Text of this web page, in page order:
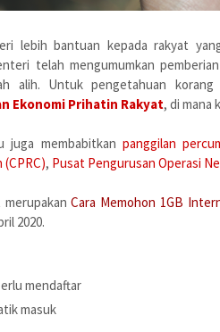
lebih bantuan kepada rakyat
telah mengumumkan
alih. Untuk pengetahuan
Ekonomi Prihatin Rakyat, di mana
juga membabitkan panggilan
(CPRC), Pusat Pengurusan Operasi
merupakanCara Memohon 1GB
2020.
mendaftar
masuk